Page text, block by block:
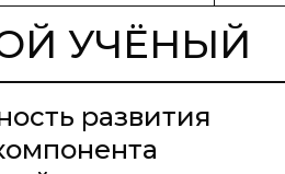
УЧЁНЫЙ
развития